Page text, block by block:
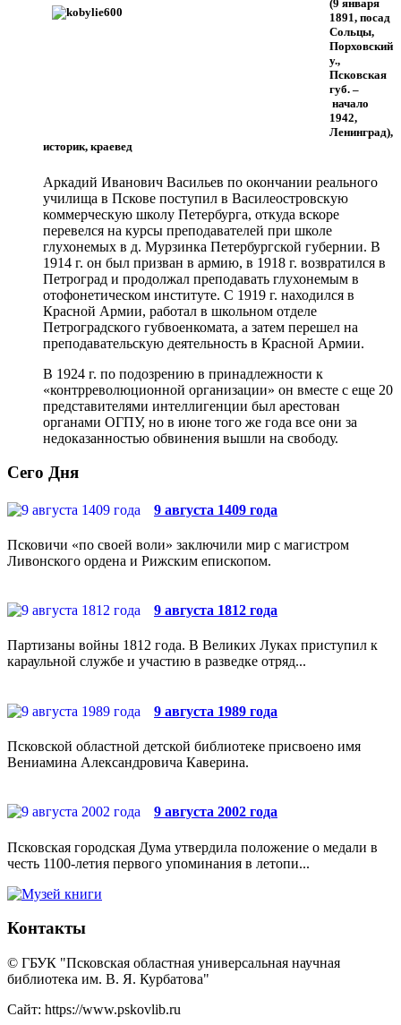
(9 января
1891, посад
Сольцы,
Порховский
у.,
Псковская
губ. –
начало
1942,
Ленинград),
историк, краевед
Аркадий Иванович Васильев по окончании реального
училища в Пскове поступил в Василеостровскую
коммерческую школу Петербурга, откуда вскоре
перевелся на курсы преподавателей при школе
глухонемых в д. Мурзинка Петербургской губернии. В
1914 г. он был призван в армию, в 1918 г. возвратился в
Петроград и продолжал преподавать глухонемым в
отофонетическом институте. С 1919 г. находился в
Красной Армии, работал в школьном отделе
Петроградского губвоенкомата, а затем перешел на
преподавательскую деятельность в Красной Армии.
В 1924 г. по подозрению в принадлежности к
«контрреволюционной организации» он вместе с еще 20
представителями интеллигенции был арестован
органами ОГПУ, но в июне того же года все они за
недоказанностью обвинения вышли на свободу.
Сего Дня
9 августа 1409 года
Псковичи «по своей воли» заключили мир с магистром
Ливонского ордена и Рижским епископом.
9 августа 1812 года
Партизаны войны 1812 года. В Великих Луках приступил к
караульной службе и участию в разведке отряд...
9 августа 1989 года
Псковской областной детской библиотеке присвоено имя
Вениамина Александровича Каверина.
9 августа 2002 года
Псковская городская Дума утвердила положение о медали в
честь 1100-летия первого упоминания в летопи...
Контакты
© ГБУК "Псковская областная универсальная научная
библиотека им. В. Я. Курбатова"
Сайт: https://www.pskovlib.ru